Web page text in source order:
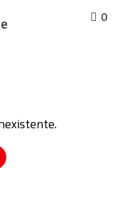
0